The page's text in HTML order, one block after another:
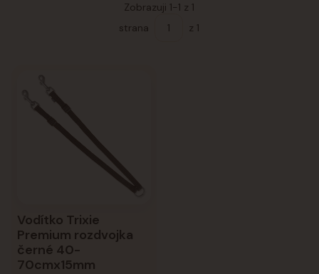
Zobrazuji 1-1 z 1
strana
z 1
Vodítko Trixie
Premium rozdvojka
černé 40-
70cmx15mm